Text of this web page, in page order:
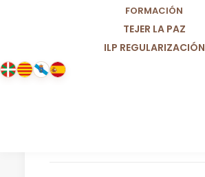
FORMACIÓN
TEJER LA PAZ
ILP REGULARIZACIÓN